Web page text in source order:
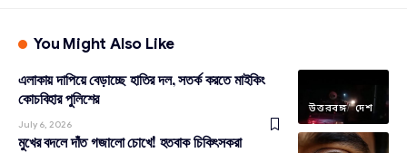
You Might Also Like
উত্তরবঙ্গ দেশ
এলাকায় দাপিয়ে বেড়াচ্ছে হাতির দল, সতর্ক করতে মাইকিং
কোচবিহার পুলিশের
July 6, 2026
মুখের বদলে দাঁত গজালো চোখে! হতবাক চিকিৎসকরা